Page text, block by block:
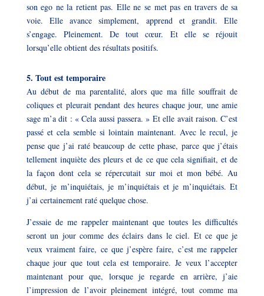
son ego ne la retient pas. Elle ne se met pas en travers de sa
voie. Elle avance simplement, apprend et grandit. Elle
s’engage. Pleinement. De tout cœur. Et elle se réjouit
lorsqu’elle obtient des résultats positifs.
5. Tout est temporaire
Au début de ma parentalité, alors que ma fille souffrait de
coliques et pleurait pendant des heures chaque jour, une amie
sage m’a dit : « Cela aussi passera. » Et elle avait raison. C’est
passé et cela semble si lointain maintenant. Avec le recul, je
pense que j’ai raté beaucoup de cette phase, parce que j’étais
tellement inquiète des pleurs et de ce que cela signifiait, et de
la façon dont cela se répercutait sur moi et mon bébé. Au
début, je m’inquiétais, je m’inquiétais et je m’inquiétais. Et
j’ai certainement raté quelque chose.
J’essaie de me rappeler maintenant que toutes les difficultés
seront un jour comme des éclairs dans le ciel. Et ce que je
veux vraiment faire, ce que j’espère faire, c’est me rappeler
chaque jour que tout cela est temporaire. Je veux l’accepter
maintenant pour que, lorsque je regarde en arrière, j’aie
l’impression de l’avoir pleinement intégré, tout comme ma